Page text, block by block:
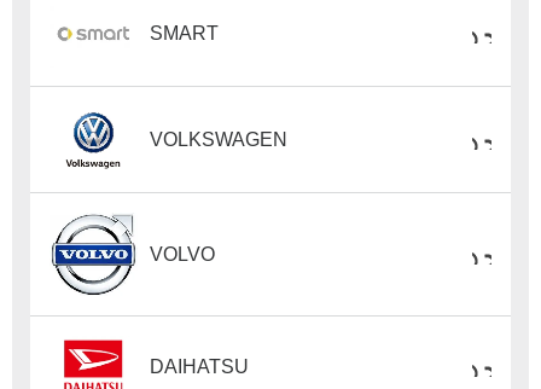
SMART
VOLKSWAGEN
VOLVO
DAIHATSU